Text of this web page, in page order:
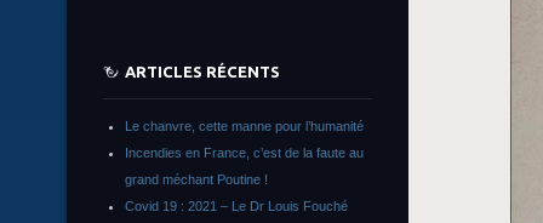
ARTICLES RÉCENTS
Le chanvre, cette manne pour l’humanité
Incendies en France, c’est de la faute au
grand méchant Poutine !
Covid 19 : 2021 – Le Dr Louis Fouché